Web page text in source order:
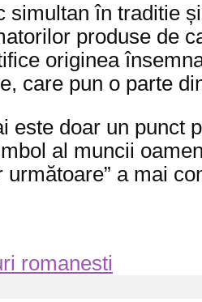
simultan în traditie
produse de
originea
care pun o parte
este doar un
al muncii
a mai
romanesti